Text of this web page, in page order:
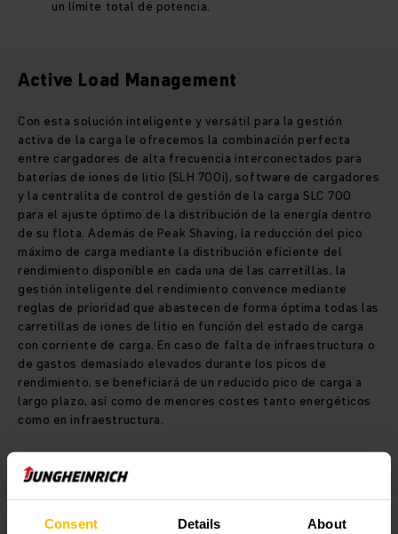
Consent Details About
un límite total de potencia.
Active Load Management
Con esta solución inteligente y versátil para la gestión
activa de la carga le ofrecemos la combinación perfecta
entre cargadores de alta frecuencia interconectados para
baterías de iones de litio (SLH 700i), software de cargadores
y la centralita de control de gestión de la carga SLC 700
para el ajuste óptimo de la distribución de la energía dentro
de su flota. Además de Peak Shaving, la reducción del pico
máximo de carga mediante la distribución eficiente del
rendimiento disponible en cada una de las carretillas, la
gestión inteligente del rendimiento convence mediante
reglas de prioridad que abastecen de forma óptima todas las
carretillas de iones de litio en función del estado de carga
con corriente de carga. En caso de falta de infraestructura o
de gastos demasiado elevados durante los picos de
rendimiento, se beneficiará de un reducido pico de carga a
largo plazo, así como de menores costes tanto energéticos
como en infraestructura.